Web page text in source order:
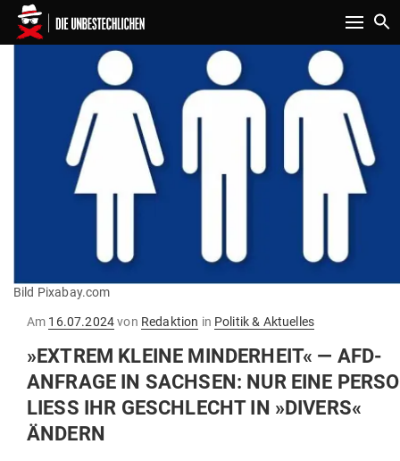
Toggle
Bild Pixabay.com
Am Gepostet
16.07.2024von Redaktion in Politik & Aktuelles
»EXTREM KLEINE MIN­DERHEIT« — AFD-
ANFRAGE IN SACHSEN: NUR EINE
LIESS IHR GESCHLECHT IN »DIVERS« Ä
NDERN